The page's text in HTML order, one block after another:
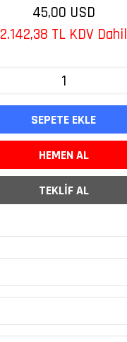
45,00 USD
2.142,38 TL KDV Dahil
SEPETE EKLE
HEMEN AL
TEKLİF AL